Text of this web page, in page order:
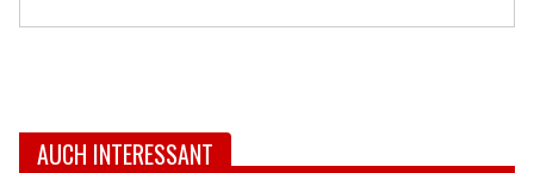
AUCH INTERESSANT